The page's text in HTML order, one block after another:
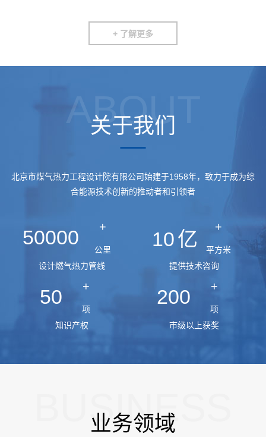
+ 了解更多
关于我们
ABOUT
北京市煤气热力工程设计院有限公司始建于1958年，致力于成为综
合能源技术创新的推动者和引领者
50000 +
公里
设计燃气热力管线
10亿
+
平方米
提供技术咨询
50 +
项
知识产权
200 +
项
市级以上获奖
业务领域
BUSINESS